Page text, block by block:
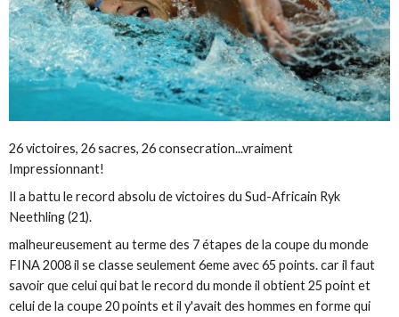
26 victoires, 26 sacres, 26 consecration...vraiment
Impressionnant!
Il a battu le record absolu de victoires du Sud-Africain Ryk
Neethling (21).
malheureusement au terme des 7 étapes de la coupe du monde
FINA 2008 il se classe seulement 6eme avec 65 points. car il faut
savoir que celui qui bat le record du monde il obtient 25 point et
celui de la coupe 20 points et il y'avait des hommes en forme qui